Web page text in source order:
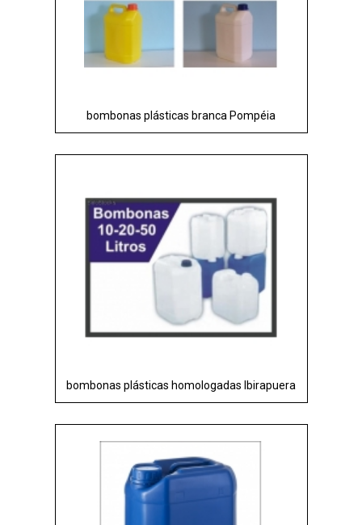
bombonas plásticas branca Pompéia
bombonas plásticas homologadas Ibirapuera